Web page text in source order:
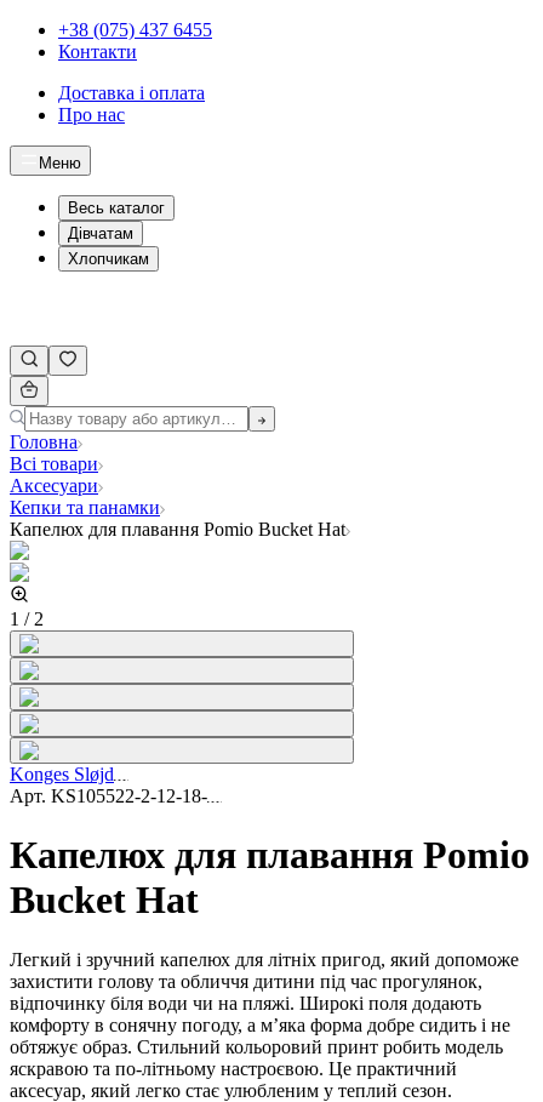
+38 (075) 437 6455
Контакти
Доставка і оплата
Про нас
Меню
Весь каталог
Дівчатам
Хлопчикам
Головна
Всі товари
Аксесуари
Кепки та панамки
Капелюх для плавання Pomio Bucket Hat
1 / 2
Konges Sløjd
Арт. KS105522-2-12-18-
Капелюх для плавання Pomio
Bucket Hat
Легкий і зручний капелюх для літніх пригод, який допоможе
захистити голову та обличчя дитини під час прогулянок,
відпочинку біля води чи на пляжі. Широкі поля додають
комфорту в сонячну погоду, а м’яка форма добре сидить і не
обтяжує образ. Стильний кольоровий принт робить модель
яскравою та по-літньому настроєвою. Це практичний
аксесуар, який легко стає улюбленим у теплий сезон.